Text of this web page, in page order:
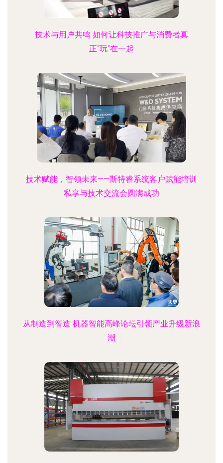
技术与用户共鸣 如何让科技推广与消费者真
正“玩”在一起
技术赋能，智领未来——斯特睿系统客户赋能培训
私享与技术交流会圆满成功
从制造到智造 机器智能高峰论坛引领产业升级新浪
潮